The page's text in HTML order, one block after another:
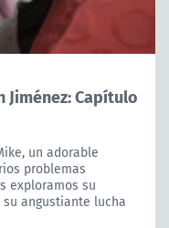
Jiménez: Capítulo
un adorable
problemas
exploramos su
angustiante lucha